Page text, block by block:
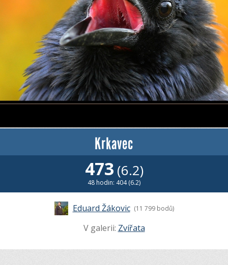
Krkavec
473 (6.2)
48 hodin: 404 (6.2)
Eduard Žákovic (11 799 bodů)
V galerii: Zvířata